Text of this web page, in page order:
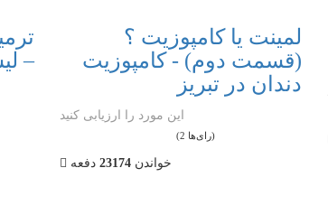
–
لمینت یا کامپوزیت ؟
(قسمت دوم) - کامپوزیت
دندان در تبریز
این مورد را ارزیابی کنید
(2 رای‌ها)
خواندن23174 دفعه